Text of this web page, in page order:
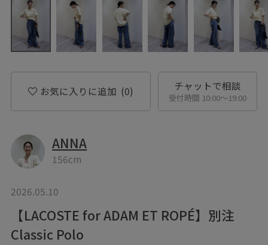
お気に入りに追加 (0) チャットで相談
受付時間 10:00〜19:00
ANNA
156cm
2026.05.10
【LACOSTE for ADAM ET ROPÉ】別注
Classic Polo